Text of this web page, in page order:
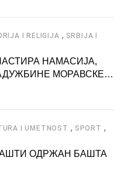
I RELIGIJA , SRBIJA I
НАМАСИЈА,
МОРАВСКЕ
I UMETNOST , SPORT ,
ОДРЖАН БАШТА